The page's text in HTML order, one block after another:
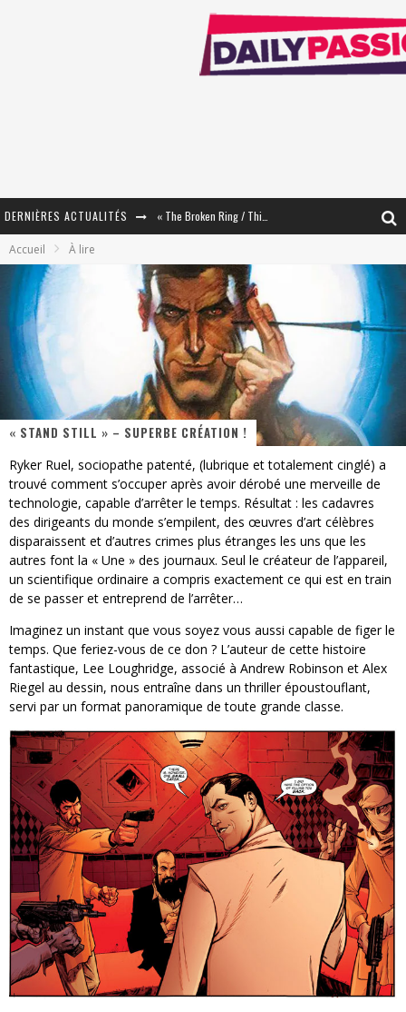
DERNIÈRES ACTUALITÉS
Star Fox
PsyRiver 2026 : la magie revient sur les rives de l’Aar
« MOFUSAND / Parler Japonais » – Des Expressions Pratiques !
« Dr Wertham / L’homme qui étudia les tueurs en série » - Un Métier à Risque !
Assassin's Creed Black Flag Resynced
« Le Vent dand les Saules » - Une Belle Histoire !
« Damn Them All » - Un duo de Choc !
« Love is a Boxing Ring (Tomes 1 & 2) » – Un Passé Trouble !
Accueil À lire
« STAND STILL » – SUPERBE CRÉATION !
Ryker Ruel, sociopathe patenté, (lubrique et totalement cinglé) a
trouvé comment s’occuper après avoir dérobé une merveille de
technologie, capable d’arrêter le temps. Résultat : les cadavres
des dirigeants du monde s’empilent, des œuvres d’art célèbres
disparaissent et d’autres crimes plus étranges les uns que les
autres font la « Une » des journaux. Seul le créateur de l’appareil,
un scientifique ordinaire a compris exactement ce qui est en train
de se passer et entreprend de l’arrêter…
Imaginez un instant que vous soyez vous aussi capable de figer le
temps. Que feriez-vous de ce don ? L’auteur de cette histoire
fantastique, Lee Loughridge, associé à Andrew Robinson et Alex
Riegel au dessin, nous entraîne dans un thriller époustouflant,
servi par un format panoramique de toute grande classe.